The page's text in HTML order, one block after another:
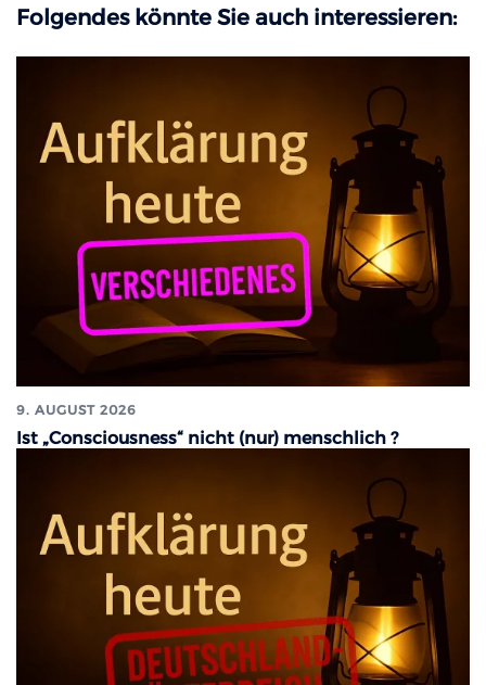
Folgendes könnte Sie auch interessieren:
9. AUGUST 2026
Ist „Consciousness“ nicht (nur) menschlich ?